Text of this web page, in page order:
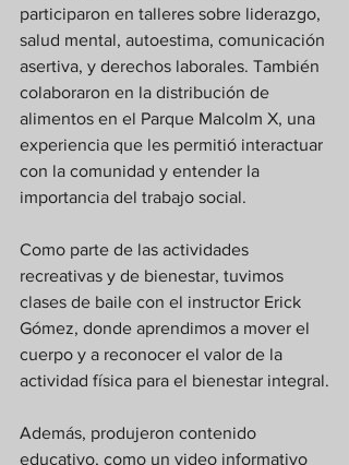
participaron en talleres sobre liderazgo,
salud mental, autoestima, comunicación
asertiva, y derechos laborales. También
colaboraron en la distribución de
alimentos en el Parque Malcolm X, una
experiencia que les permitió interactuar
con la comunidad y entender la
importancia del trabajo social.
Como parte de las actividades
recreativas y de bienestar, tuvimos
clases de baile con el instructor Erick
Gómez, donde aprendimos a mover el
cuerpo y a reconocer el valor de la
actividad física para el bienestar integral.
Además, produjeron contenido
educativo, como un video informativo